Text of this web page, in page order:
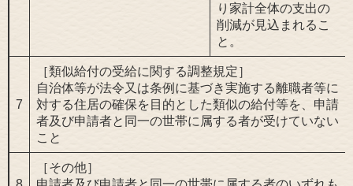
り家計全体の支出の
削減が見込まれるこ
と。
7
［類似給付の受給に関する調整規定］
自治体等が法令又は条例に基づき実施する離職者等に
対する住居の確保を目的とした類似の給付等を、申請
者及び申請者と同一の世帯に属する者が受けていない
こと
［その他］